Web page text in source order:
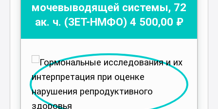
мочевыводящей системы, 72
ак. ч. (ЗЕТ-НМФО) 4 500,00 ₽